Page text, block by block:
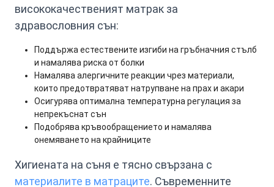
висококачественият матрак за
здравословния сън:
Поддържа естествените изгиби на гръбначния стълб
и намалява риска от болки
Намалява алергичните реакции чрез материали,
които предотвратяват натрупване на прах и акари
Осигурява оптимална температурна регулация за
непрекъснат сън
Подобрява кръвообращението и намалява
онемяването на крайниците
Хигиената на съня е тясно свързана с
материалите в матраците. Съвременните